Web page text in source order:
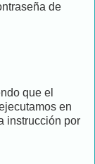
de
que el
en
instrucción por